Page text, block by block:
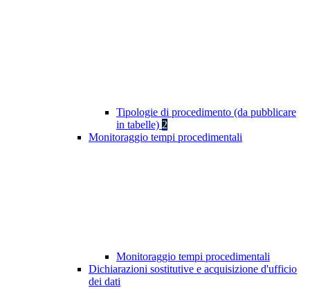
Tipologie di procedimento (da pubblicare
in tabelle) 2
Monitoraggio tempi procedimentali
Monitoraggio tempi procedimentali
Dichiarazioni sostitutive e acquisizione d'ufficio
dei dati